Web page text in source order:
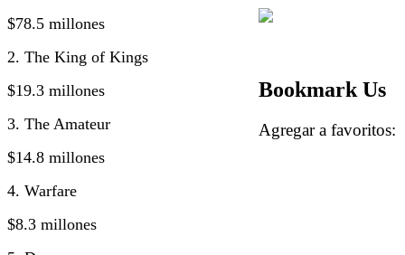
$78.5 millones
2. The King of Kings
$19.3 millones
3. The Amateur
$14.8 millones
4. Warfare
$8.3 millones
Bookmark Us
Agregar a